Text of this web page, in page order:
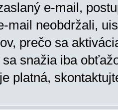
e-mail,
mail neobdržali,
prečo sa
snažia iba
platná,